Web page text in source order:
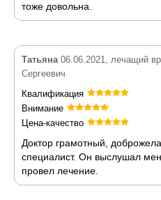
тоже довольна.
Татьяна06.06.2021, лечащий
Сергеевич
Квалификация
Внимание
Цена-качество
Доктор грамотный,
специалист. Он выслушал
провел лечение.